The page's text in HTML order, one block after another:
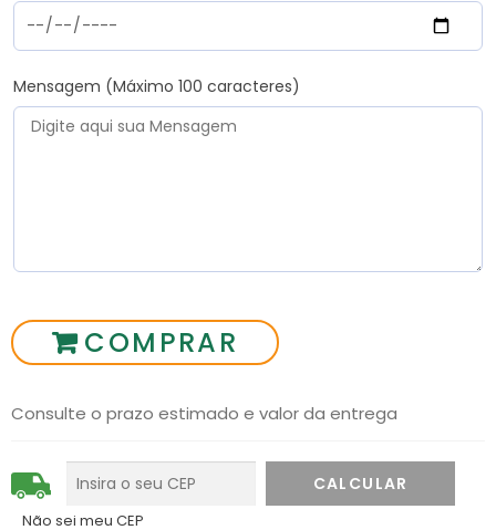
Mensagem (Máximo 100 caracteres)
COMPRAR
Consulte o prazo estimado e valor da entrega
Não sei meu CEP